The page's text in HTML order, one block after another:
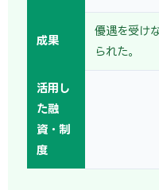
成果
優遇を受け
られた。
活用し
た融
資・制
度